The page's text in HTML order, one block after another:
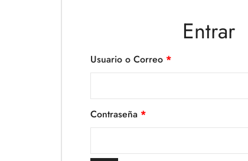
Entrar
Usuario o Correo *
Contraseña *